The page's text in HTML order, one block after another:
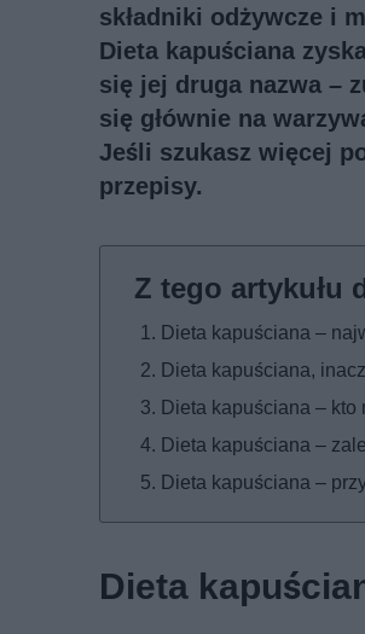
składniki odżywcze i
Dieta kapuściana
się jej druga nazwa –
się głównie na
Jeśli szukasz więcej
przepisy.
Dieta kapuściana –
Dieta kapuściana,
Dieta kapuściana –
Dieta kapuściana –
Dieta kapuściana –
Dieta